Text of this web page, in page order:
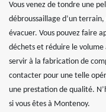
Vous venez de tondre une
débroussaillage d’un
évacuer. Vous pouvez faire
déchets et réduire le volume
servir à la fabrication de
contacter pour une telle
une prestation de qualité.
si vous êtes à Montenoy.